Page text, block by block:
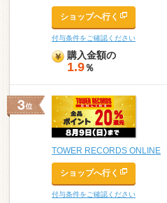
ショップへ行く
付与条件をご確認ください
購入金額の
1.9％
TOWER RECORDS ONLINE
ショップへ行く
付与条件をご確認ください